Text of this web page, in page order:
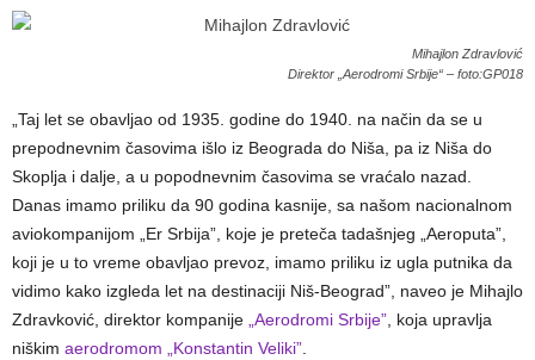
Mihajlon Zdravlović
Direktor „Aerodromi Srbije“ – foto:GP018
„Taj let se obavljao od 1935. godine do 1940. na način da se u
prepodnevnim časovima išlo iz Beograda do Niša, pa iz Niša do
Skoplja i dalje, a u popodnevnim časovima se vraćalo nazad.
Danas imamo priliku da 90 godina kasnije, sa našom nacionalnom
aviokompanijom „Er Srbija”, koje je preteča tadašnjeg „Aeroputa”,
koji je u to vreme obavljao prevoz, imamo priliku iz ugla putnika da
vidimo kako izgleda let na destinaciji Niš-Beograd”, naveo je Mihajlo
Zdravković, direktor kompanije „Aerodromi Srbije” , koja upravlja
niškim aerodromom „Konstantin Veliki”